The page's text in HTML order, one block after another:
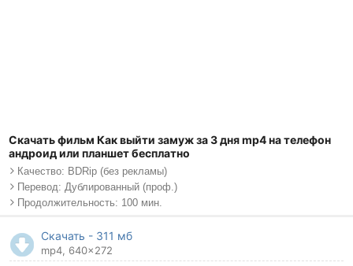
Скачать фильм Как выйти замуж за 3 дня mp4 на телефон
андроид или планшет бесплатно
Качество: BDRip (без рекламы)
Перевод: Дублированный (проф.)
Продолжительность: 100 мин.
Скачать - 311 мб
mp4, 640x272